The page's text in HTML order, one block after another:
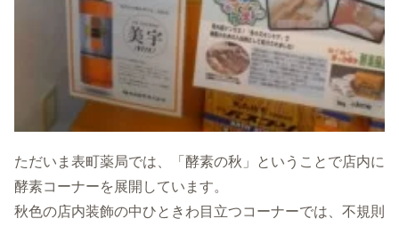
ただいま表町薬局では、「酵素の秋」ということで店内に
酵素コーナーを展開しています。
秋色の店内装飾の中ひときわ目立つコーナーでは、不規則